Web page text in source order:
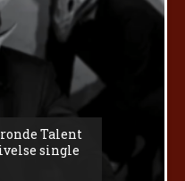
Talent
single